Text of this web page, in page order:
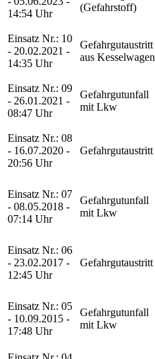
14:54 Uhr
(Gefahrstoff)
Einsatz Nr.: 10
- 20.02.2021 -
14:35 Uhr
Gefahrgutaustritt
aus Kesselwagen
Einsatz Nr.: 09
- 26.01.2021 -
08:47 Uhr
Gefahrgutunfall
mit Lkw
Einsatz Nr.: 08
- 16.07.2020 -
20:56 Uhr
Gefahrgutaustritt
Einsatz Nr.: 07
- 08.05.2018 -
07:14 Uhr
Gefahrgutunfall
mit Lkw
Einsatz Nr.: 06
- 23.02.2017 -
12:45 Uhr
Gefahrgutaustritt
Einsatz Nr.: 05
- 10.09.2015 -
17:48 Uhr
Gefahrgutunfall
mit Lkw